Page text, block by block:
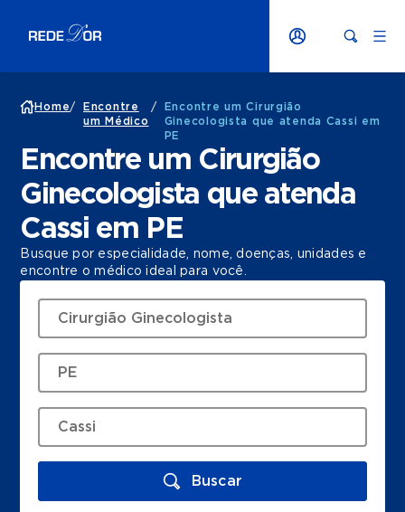
Home/
Encontre
um Médico
/
Encontre um Cirurgião
Ginecologista que atenda Cassi em
PE
Encontre um Cirurgião
Ginecologista que atenda
Cassi em PE
Busque por especialidade, nome, doenças, unidades e
encontre o médico ideal para você.
Buscar